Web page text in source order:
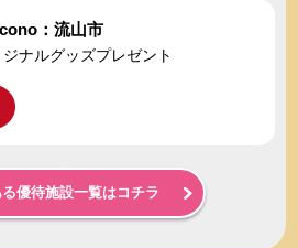
：流山市
ナルグッズプレゼント
優待施設一覧はコチラ